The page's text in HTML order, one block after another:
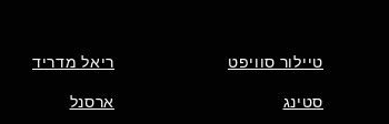
ריאל מדריד
ארסנל
טיילור סוויפט
סטינג